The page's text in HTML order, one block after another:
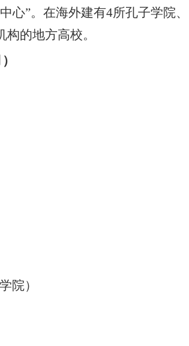
心”。在海外建有4所孔子学院、
的地方高校。
院）